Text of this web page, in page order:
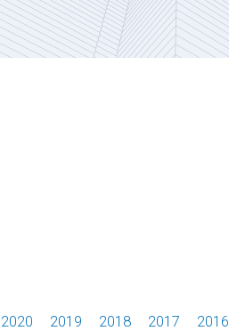
2020 2019 2018 2017 2016